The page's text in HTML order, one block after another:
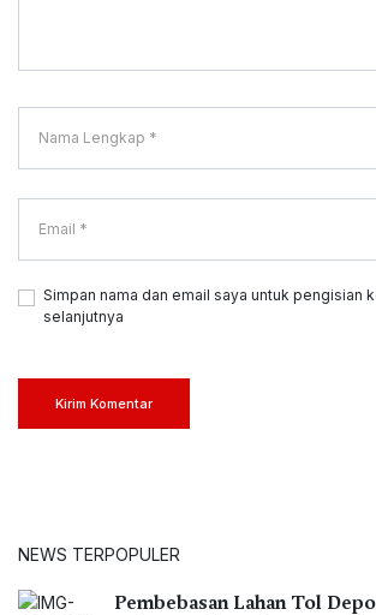
Simpan nama dan email saya untuk pengisian
selanjutnya
Kirim Komentar
NEWS TERPOPULER
Pembebasan Lahan Tol